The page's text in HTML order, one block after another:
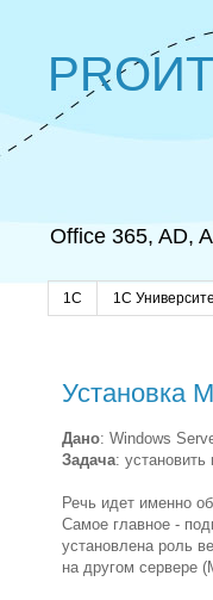
PROИТ
Office 365, AD,
1C 1С
Установка
Дано: Windows
Задача:
Речь идет именно
Самое главное -
установлена роль
на другом сервере